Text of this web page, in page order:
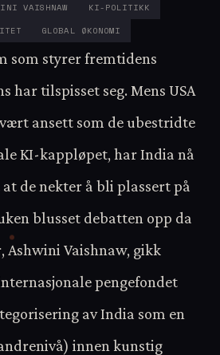
VAISHNAW
KI-POLITIKK
GLOBAL ØKONOMI
som styrer fremtidens
har tilspisset seg. Mens USA
ansett som de ubestridte
KI-kappløpet, har India nå
de nekter å bli plassert på
blusset debatten opp da
Vaishnaw, gikk
pengefondet
av India som en
innen kunstig